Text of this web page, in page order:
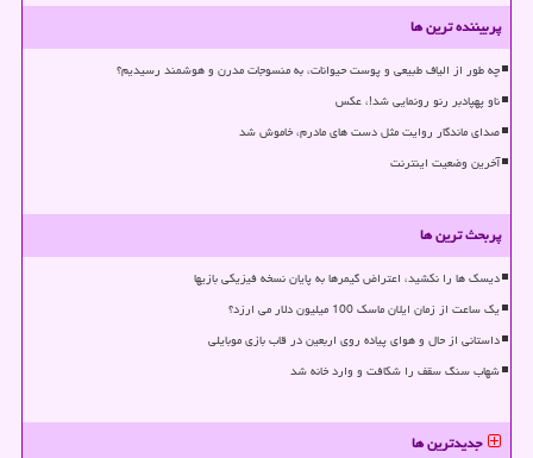
پربیننده ترین ها
چه طور از الیاف طبیعی و پوست حیوانات، به منسوجات مدرن و هوشمند رسیدیم؟
ناو پهپادبر رنو رونمایی شد!، عکس
صدای ماندگار روایت مثل دست های مادرم، خاموش شد
آخرین وضعیت اینترنت
پربحث ترین ها
دیسک ها را نکشید، اعتراض گیمرها به پایان نسخه فیزیکی بازیها
یک ساعت از زمان ایلان ماسک 100 میلیون دلار می ارزد؟
داستانی از حال و هوای پیاده روی اربعین در قاب بازی موبایلی
شهاب سنگ سقف را شکافت و وارد خانه شد
جدیدترین ها